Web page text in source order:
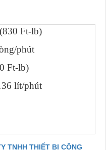
Ft-lb)
phút
Ft-lb)
lít/phút
TNHH THIẾT BỊ CÔNG